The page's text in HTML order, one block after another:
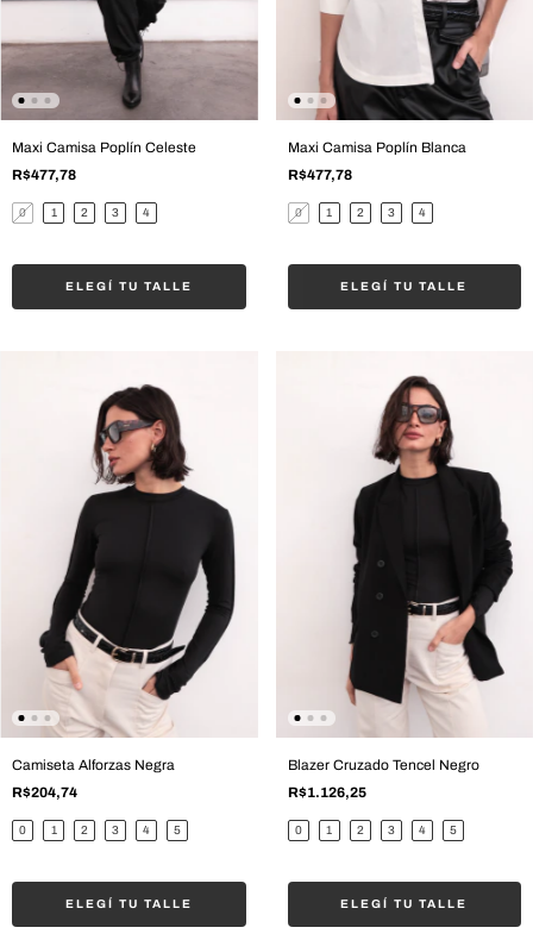
Maxi Camisa Poplín Celeste
R$477,78
0 1 2 3 4
ELEGÍ TU TALLE
Maxi Camisa Poplín Blanca
R$477,78
0 1 2 3 4
ELEGÍ TU TALLE
Camiseta Alforzas Negra
R$204,74
0 1 2 3 4 5
ELEGÍ TU TALLE
Blazer Cruzado Tencel Negro
R$1.126,25
0 1 2 3 4 5
ELEGÍ TU TALLE